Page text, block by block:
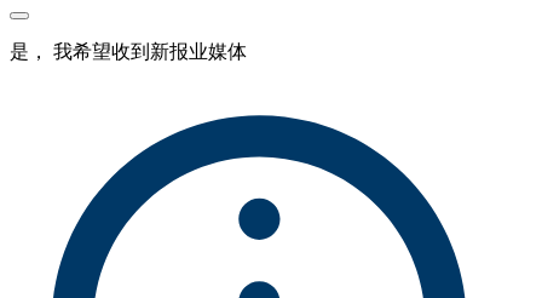
是， 我希望收到新报业媒体